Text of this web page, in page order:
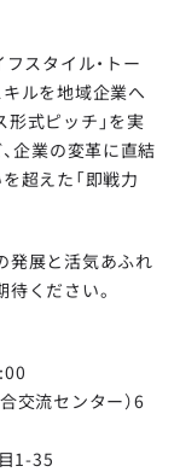
フスタイル・トー
ルを地域企業へ
式ピッチ」を実
企業の変革に直結
超えた「即戦力
発展と活気あふれ
ください。
交流センター）6
1-35